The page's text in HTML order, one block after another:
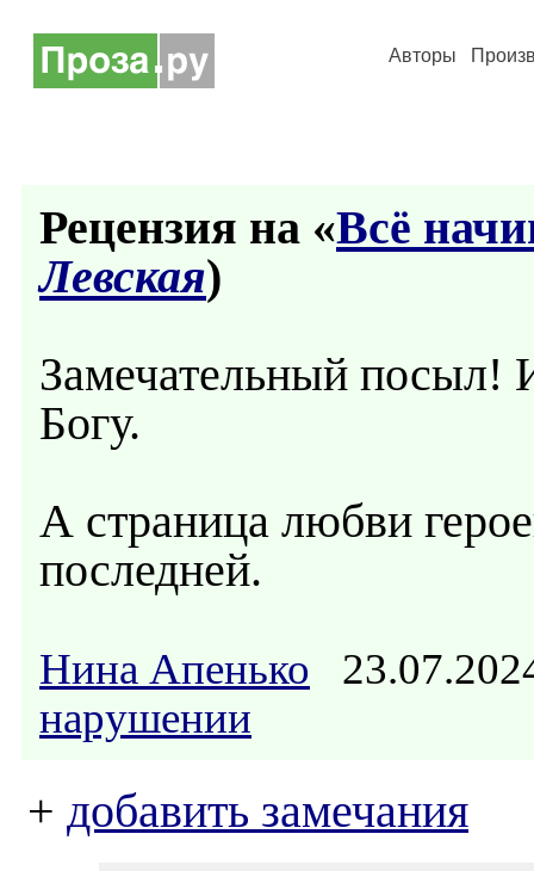
Авторы
Рецензия на «Всё
Левская)
Замечательный посыл!
Богу.
А страница любви
последней.
Нина Апенько
нарушении
+ добавить замечания